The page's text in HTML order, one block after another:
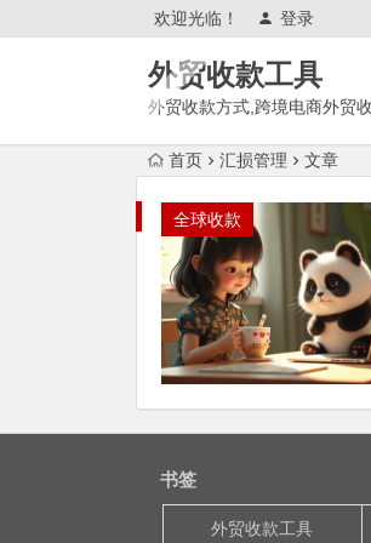
欢迎光临！ 登录
外贸收款工具
外贸收款方式,跨境电商外贸
逊,tk,tiktok,temu特姆,东南亚
首页 汇损管理 文章
全球收款
书签
外贸收款工具